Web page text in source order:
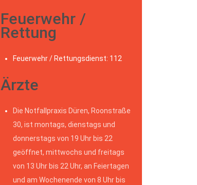
Feuerwehr /
Rettung
Feuerwehr / Rettungsdienst: 112
Ärzte
Die Notfallpraxis Düren, Roonstraße
30, ist montags, dienstags und
donnerstags von 19 Uhr bis 22
geöffnet, mittwochs und freitags
von 13 Uhr bis 22 Uhr, an Feiertagen
und am Wochenende von 8 Uhr bis